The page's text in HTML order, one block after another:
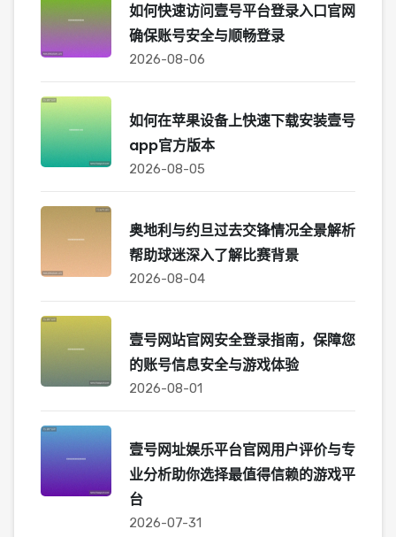
如何快速访问壹号平台登录入口官网
确保账号安全与顺畅登录
2026-08-06
如何在苹果设备上快速下载安装壹号
app官方版本
2026-08-05
奥地利与约旦过去交锋情况全景解析
帮助球迷深入了解比赛背景
2026-08-04
壹号网站官网安全登录指南，保障您
的账号信息安全与游戏体验
2026-08-01
壹号网址娱乐平台官网用户评价与专
业分析助你选择最值得信赖的游戏平
台
2026-07-31